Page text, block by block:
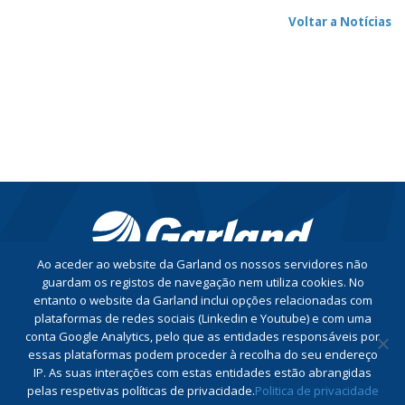
Voltar a Notícias
CONTACTE-NOS
Conheça a nossa Política de Privacidade
Conheça a nossa Política do Sistema de Gestão Integrado
Livro de Reclamações
Ao aceder ao website da Garland os nossos servidores não
guardam os registos de navegação nem utiliza cookies. No
entanto o website da Garland inclui opções relacionadas com
plataformas de redes sociais (Linkedin e Youtube) e com uma
conta Google Analytics, pelo que as entidades responsáveis por
essas plataformas podem proceder à recolha do seu endereço
IP. As suas interações com estas entidades estão abrangidas
pelas respetivas políticas de privacidade.Politica de privacidade